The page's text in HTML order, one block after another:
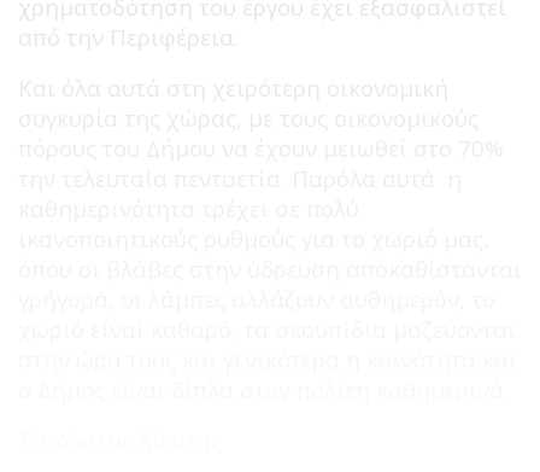
χρηματοδότηση του έργου έχει εξασφαλιστεί
από την Περιφέρεια.